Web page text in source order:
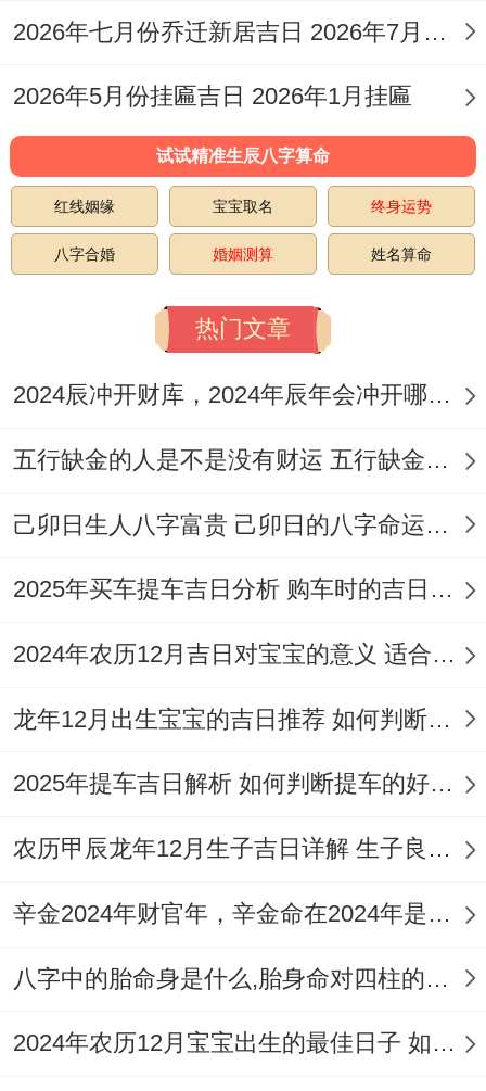
分寓意吉祥的物品，放置部分小巧的玉石或
平安符（需避开尖锐形状）在床头,寓意辟邪
保平安；准备崭新的衣物、标记全新的开
始；部分家庭还会在吉日包好红包放在宝宝
以后的枕头下，寓意一生富足，凡是准备活
动都宜在「宜祈福、求嗣」的日子进行。
容易的祈福仪式，就像点燃寓意光明与健康
的灯笼或蜡烛（务必注意消防安全）,或一同
如石榴等。
着些行位都是位了聚集吉祥之气 位宝宝祝
选择一个好日子，最终是位了家庭的与谐跟
喜悦，因而得综合考虑多在领域 因素！
母生肖的生克关系。
应尽量避开与父母生肖相冲、相刑、相害的
的日子...如前面提到的6月5日，理想的状态
2026年七月份乔迁新居吉日 2026年7月宜乔迁新居
2026年5月份挂匾吉日 2026年1月挂匾
试试精准生辰八字算命
红线姻缘 宝宝取名 终身运势
八字合婚 婚姻测算 姓名算命
热门文章
2024辰冲开财库，2024年辰年会冲开哪些人的财库
五行缺金的人是不是没有财运 五行缺金的人命运好不好
己卯日生人八字富贵 己卯日的八字命运如何
2025年买车提车吉日分析 购车时的吉日与禁忌
2024年农历12月吉日对宝宝的意义 适合龙年宝宝出生的日子有哪些
龙年12月出生宝宝的吉日推荐 如何判断吉日是否适合宝宝
2025年提车吉日解析 如何判断提车的好日子
农历甲辰龙年12月生子吉日详解 生子良辰的影响因素
辛金2024年财官年，辛金命在2024年是财官年还是财印年
八字中的胎命身是什么,胎身命对四柱的影响
2024年农历12月宝宝出生的最佳日子 如何挑选适合的吉日